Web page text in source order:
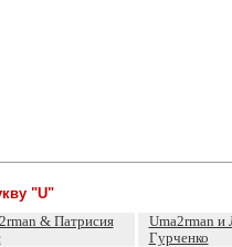
"U"
& Патрисия
Uma2rman
Гурченко